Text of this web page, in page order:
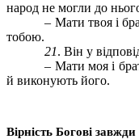
народ не могли до
– Мати твоя і
тобою.
21. Він у
– Мати моя і
й виконують його.
Вірність Богові